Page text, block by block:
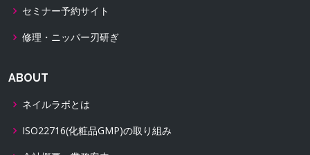
セミナー予約サイト
修理・ニッパー刃研ぎ
ABOUT
ネイルラボとは
ISO22716(化粧品GMP)の取り組み